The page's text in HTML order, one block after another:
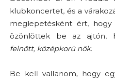
klubkoncertet, és a
meglepetésként ért,
özönlöttek be az ajtón,
felnőtt, középkorú nők.
Be kell vallanom, hogy